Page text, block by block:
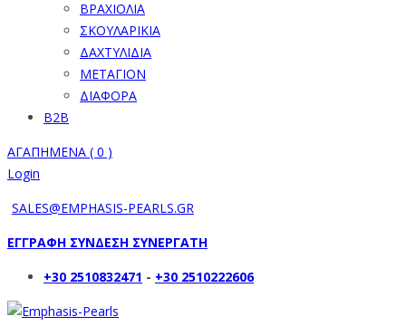
ΒΡΑΧΙΟΛΙΑ
ΣΚΟΥΛΑΡΙΚΙΑ
ΔΑΧΤΥΛΙΔΙΑ
ΜΕΤΑΓΙΟΝ
ΔΙΑΦΟΡΑ
B2B
ΑΓΑΠΗΜΕΝΑ ( 0 )
Login
SALES@EMPHASIS-PEARLS.GR
ΕΓΓΡΑΦΗ ΣΥΝΔΕΣΗ ΣΥΝΕΡΓΑΤΗ
+30 2510832471 - +30 2510222606